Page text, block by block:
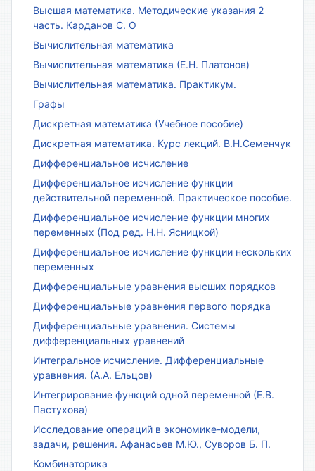
Высшая математика. Методические указания 2
часть. Карданов С. О
Вычислительная математика
Вычислительная математика (Е.Н. Платонов)
Вычислительная математика. Практикум.
Графы
Дискретная математика (Учебное пособие)
Дискретная математика. Курс лекций. В.Н.Семенчук
Дифференциальное исчисление
Дифференциальное исчисление функции
действительной переменной. Практическое пособие.
Дифференциальное исчисление функции многих
переменных (Под ред. Н.Н. Ясницкой)
Дифференциальное исчисление функции нескольких
переменных
Дифференциальные уравнения высших порядков
Дифференциальные уравнения первого порядка
Дифференциальные уравнения. Системы
дифференциальных уравнений
Интегральное исчисление. Дифференциальные
уравнения. (А.А. Ельцов)
Интегрирование функций одной переменной (Е.В.
Пастухова)
Исследование операций в экономике-модели,
задачи, решения. Афанасьев М.Ю., Суворов Б. П.
Комбинаторика